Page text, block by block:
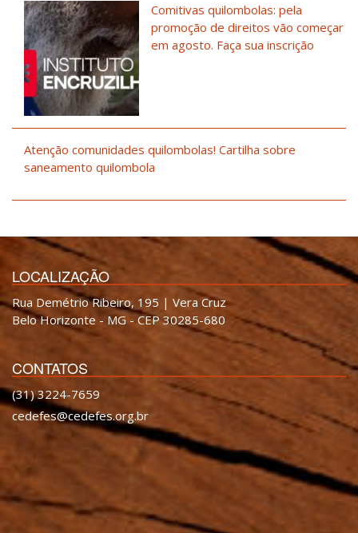
Comitivas quilombolas: pela
promoção de direitos vão começar
em agosto. Faça sua inscrição
Atenção comunidades quilombolas! Cartilha sobre
saneamento quilombola
LOCALIZAÇÃO
Rua Demétrio Ribeiro, 195 | Vera Cruz
Belo Horizonte - MG - CEP 30285-680
CONTATOS
(31) 3224-7659
cedefes@cedefes.org.br